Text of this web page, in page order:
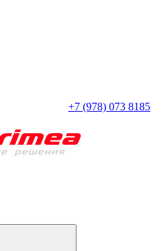
+7 (978) 073 8185